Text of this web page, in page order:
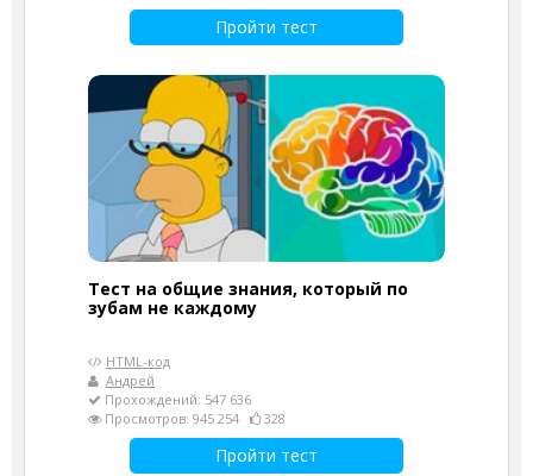
Пройти тест
Тест на общие знания, который по
зубам не каждому
HTML-код
Андрей
Прохождений: 547 636
Просмотров: 945 254
328
Пройти тест